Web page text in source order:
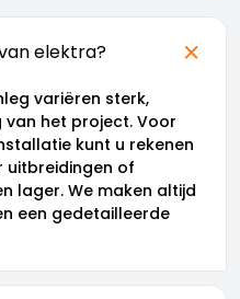
elektra?
variëren sterk,
het project. Voor
kunt u rekenen
uitbreidingen of
lager. We maken altijd
een gedetailleerde